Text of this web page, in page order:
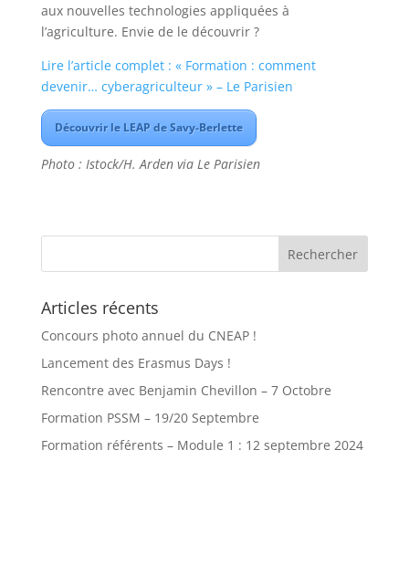
aux nouvelles technologies appliquées à
l’agriculture. Envie de le découvrir ?
Lire l’article complet : « Formation : comment
devenir… cyberagriculteur » – Le Parisien
Découvrir le LEAP de Savy-Berlette
Photo : Istock/H. Arden via Le Parisien
Articles récents
Concours photo annuel du CNEAP !
Lancement des Erasmus Days !
Rencontre avec Benjamin Chevillon – 7 Octobre
Formation PSSM – 19/20 Septembre
Formation référents – Module 1 : 12 septembre 2024